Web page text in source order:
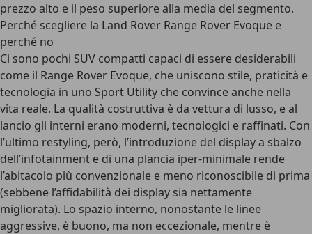
prezzo alto e il peso superiore alla media del segmento.
Perché scegliere la Land Rover Range Rover Evoque e
perché no
Ci sono pochi SUV compatti capaci di essere desiderabili
come il Range Rover Evoque, che uniscono stile, praticità e
tecnologia in uno Sport Utility che convince anche nella
vita reale. La qualità costruttiva è da vettura di lusso, e al
lancio gli interni erano moderni, tecnologici e raffinati. Con
l’ultimo restyling, però, l’introduzione del display a sbalzo
dell’infotainment e di una plancia iper-minimale rende
l’abitacolo più convenzionale e meno riconoscibile di prima
(sebbene l’affidabilità dei display sia nettamente
migliorata). Lo spazio interno, nonostante le linee
aggressive, è buono, ma non eccezionale, mentre è